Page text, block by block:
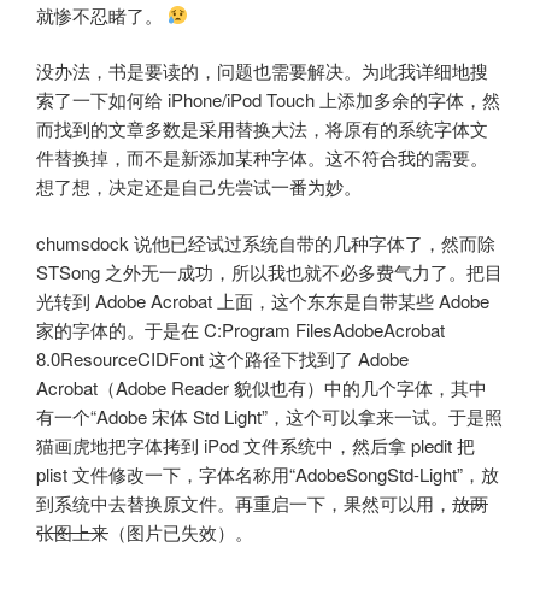
就惨不忍睹了。
没办法，书是要读的，问题也需要解决。为此我详细地搜
索了一下如何给 iPhone/iPod Touch 上添加多余的字体，然
而找到的文章多数是采用替换大法，将原有的系统字体文
件替换掉，而不是新添加某种字体。这不符合我的需要。
想了想，决定还是自己先尝试一番为妙。
chumsdock 说他已经试过系统自带的几种字体了，然而除
STSong 之外无一成功，所以我也就不必多费气力了。把目
光转到 Adobe Acrobat 上面，这个东东是自带某些 Adobe
家的字体的。于是在 C:Program FilesAdobeAcrobat
8.0ResourceCIDFont 这个路径下找到了 Adobe
Acrobat（Adobe Reader 貌似也有）中的几个字体，其中
有一个“Adobe 宋体 Std Light”，这个可以拿来一试。于是照
猫画虎地把字体拷到 iPod 文件系统中，然后拿 pledit 把
plist 文件修改一下，字体名称用“AdobeSongStd-Light”，放
到系统中去替换原文件。再重启一下，果然可以用， 放两
张图上来 （图片已失效）。